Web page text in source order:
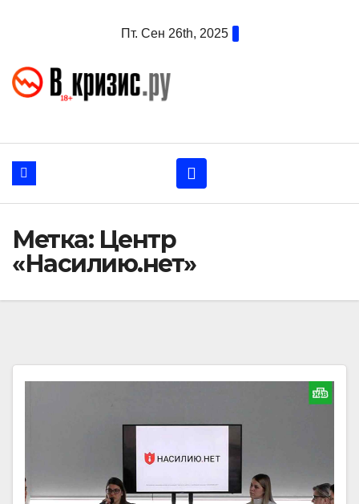
Пт. Сен 26th, 2025
Метка: Центр
«Насилию.нет»